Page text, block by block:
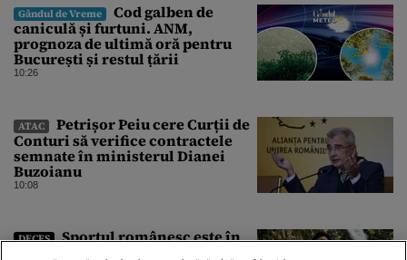
Gândul de Vreme
Cod galben de
caniculă și furtuni. ANM,
prognoza de ultimă oră pentru
București și restul țării
10:26
ATAC
Petrișor Peiu cere Curții de
Conturi să verifice contractele
semnate în ministerul Dianei
Buzoianu
10:08
DECES
Sportul românesc este în